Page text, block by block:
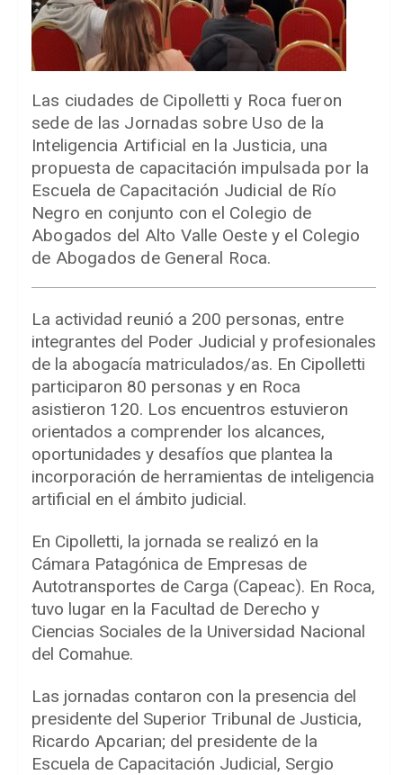
Las ciudades de Cipolletti y Roca fueron
sede de las Jornadas sobre Uso de la
Inteligencia Artificial en la Justicia, una
propuesta de capacitación impulsada por la
Escuela de Capacitación Judicial de Río
Negro en conjunto con el Colegio de
Abogados del Alto Valle Oeste y el Colegio
de Abogados de General Roca.
La actividad reunió a 200 personas, entre
integrantes del Poder Judicial y profesionales
de la abogacía matriculados/as. En Cipolletti
participaron 80 personas y en Roca
asistieron 120. Los encuentros estuvieron
orientados a comprender los alcances,
oportunidades y desafíos que plantea la
incorporación de herramientas de inteligencia
artificial en el ámbito judicial.
En Cipolletti, la jornada se realizó en la
Cámara Patagónica de Empresas de
Autotransportes de Carga (Capeac). En Roca,
tuvo lugar en la Facultad de Derecho y
Ciencias Sociales de la Universidad Nacional
del Comahue.
Las jornadas contaron con la presencia del
presidente del Superior Tribunal de Justicia,
Ricardo Apcarian; del presidente de la
Escuela de Capacitación Judicial, Sergio